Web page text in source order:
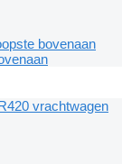
bovenaan